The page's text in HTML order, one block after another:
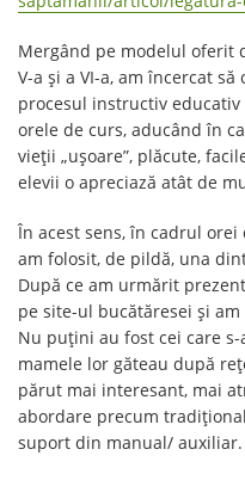
Mergând pe modelul oferit
V-a și a VI-a, am încercat
procesul instructiv
orele de curs, aducând în
vieții „ușoare”, plăcute,
elevii o apreciază atât de
În acest sens, în cadrul
am folosit, de pildă, una
După ce am urmărit
pe site-ul bucătăresei și
Nu puțini au fost cei care
mamele lor găteau după
părut mai interesant, mai
abordare precum
suport din manual/ auxiliar.